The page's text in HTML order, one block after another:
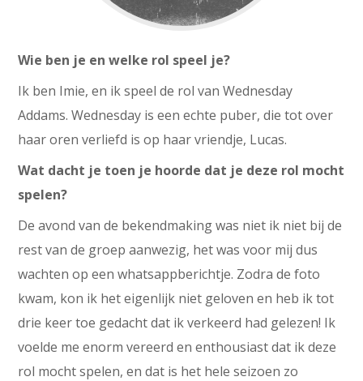
Wie ben je en welke rol speel je?
Ik ben Imie, en ik speel de rol van Wednesday
Addams.Wednesday is een echte puber, die tot over
haar oren verliefd is op haar vriendje, Lucas.
Wat dacht je toen je hoorde dat je deze rol mocht
spelen?
De avond van de bekendmaking was niet ik niet bij de
rest van de groep aanwezig, het was voor mij dus
wachten op een whatsappberichtje. Zodra de foto
kwam, kon ik het eigenlijk niet geloven en heb ik tot
drie keer toe gedacht dat ik verkeerd had gelezen! Ik
voelde me enorm vereerd en enthousiast dat ik deze
rol mocht spelen, en dat is het hele seizoen zo